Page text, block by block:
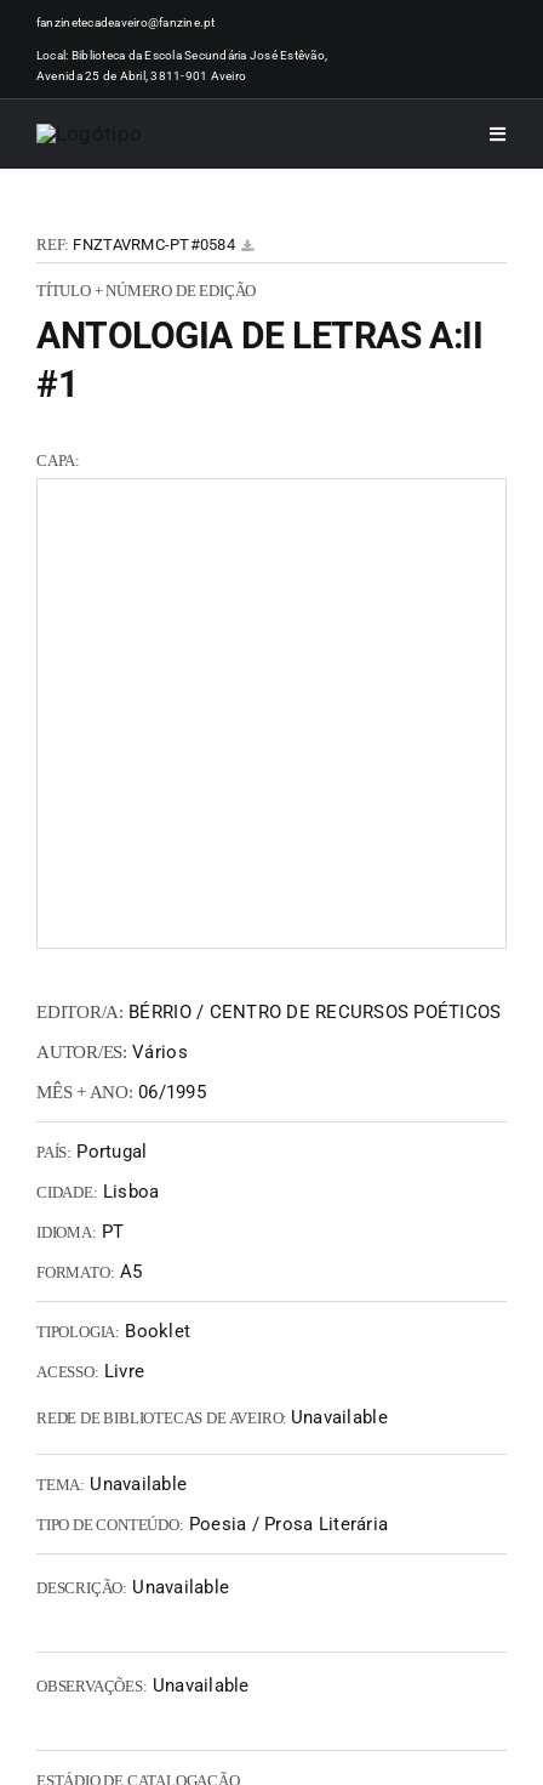
Skip
content
fanzinetecadeaveiro@fanzine.pt
Local: Biblioteca da Escola Secundária José Estêvão,
Avenida 25 de Abril, 3811-901 Aveiro
Toggle
REF: FNZTAVRMC-PT#0584
TÍTULO + NÚMERO DE EDIÇÃO
ANTOLOGIA DE LETRAS A:II
#1
CAPA:
EDITOR/A: BÉRRIO / CENTRO DE RECURSOS POÉTICOS
AUTOR/ES: Vários
MÊS + ANO: 06/1995
PAÍS: Portugal
CIDADE: Lisboa
IDIOMA: PT
FORMATO: A5
TIPOLOGIA: Booklet
ACESSO: Livre
REDE DE BIBLIOTECAS DE AVEIRO: Unavailable
TEMA: Unavailable
TIPO DE CONTEÚDO: Poesia / Prosa Literária
DESCRIÇÃO: Unavailable
OBSERVAÇÕES: Unavailable
ESTÁDIO DE CATALOGAÇÃO